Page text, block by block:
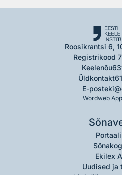
Roosikrantsi 6,
Registrikood
Keelenõu
Üldkontakt
E-post
Wordweb
Ekilex
Uudised ja